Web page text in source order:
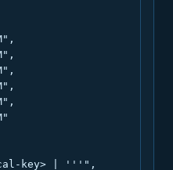
key> | '''",